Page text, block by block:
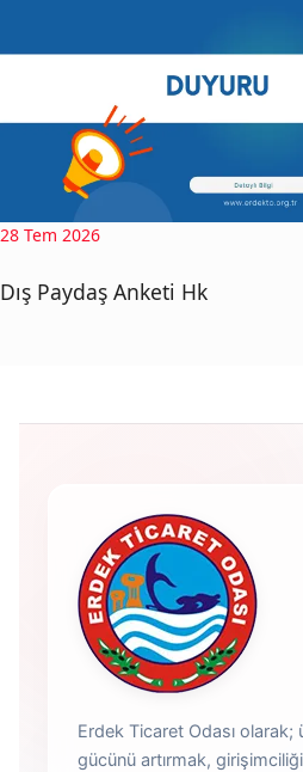
28 Tem 2026
Dış Paydaş Anketi Hk
Erdek Ticaret Odası
gücünü artırmak,